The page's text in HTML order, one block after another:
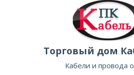
Торговый дом
Кабели и провода